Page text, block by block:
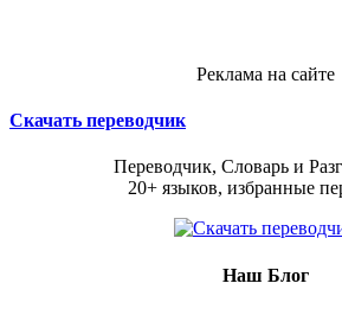
Реклама на сайте
Скачать переводчик
Переводчик, Словарь и
20+ языков, избранные
Наш Блог